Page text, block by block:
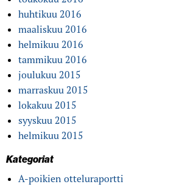
huhtikuu 2016
maaliskuu 2016
helmikuu 2016
tammikuu 2016
joulukuu 2015
marraskuu 2015
lokakuu 2015
syyskuu 2015
helmikuu 2015
Kategoriat
A-poikien otteluraportti